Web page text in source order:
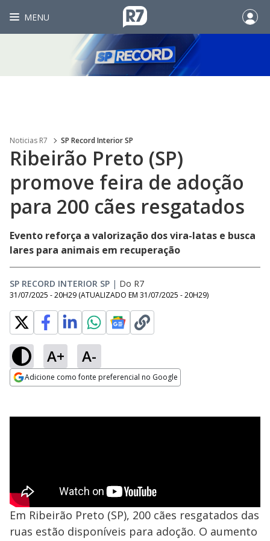
MENU
Noticias R7 SP Record Interior SP
Ribeirão Preto (SP)
promove feira de adoção
para 200 cães resgatados
Evento reforça a valorização dos vira-latas e busca
lares para animais em recuperação
SP RECORD INTERIOR SP | Do R7
31/07/2025 - 20H29 (ATUALIZADO EM 31/07/2025 - 20H29)
A+ A-
Adicione como fonte preferencial no Google
Em Ribeirão Preto (SP), 200 cães resgatados das
ruas estão disponíveis para adoção. O aumento